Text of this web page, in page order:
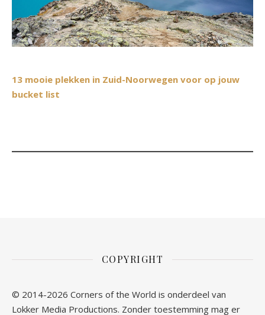
13 mooie plekken in Zuid-Noorwegen voor op jouw
bucket list
COPYRIGHT
© 2014-2026 Corners of the World is onderdeel van
Lokker Media Productions. Zonder toestemming mag er